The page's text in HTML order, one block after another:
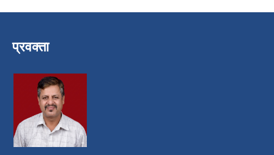
प्रवक्ता